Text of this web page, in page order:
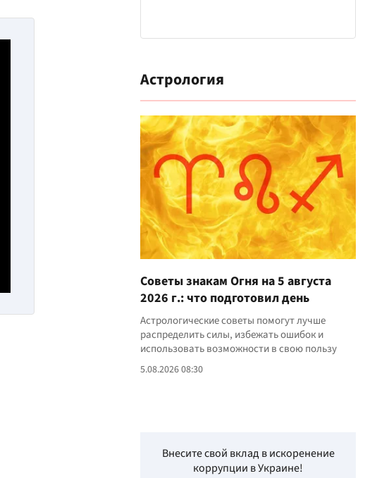
Астрология
Советы знакам Огня на 5 августа
2026 г.: что подготовил день
Астрологические советы помогут лучше
распределить силы, избежать ошибок и
использовать возможности в свою пользу
5.08.2026 08:30
Внесите свой вклад в искоренение
коррупции в Украине!